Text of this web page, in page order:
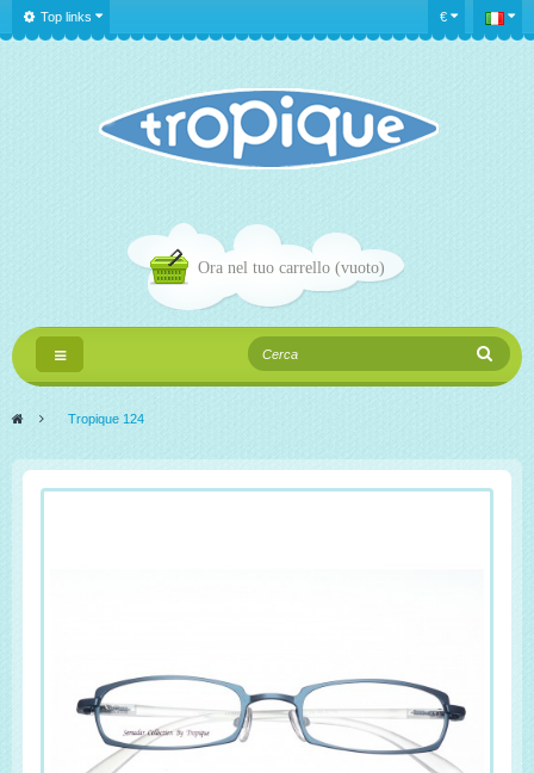
€
Top links
Ora nel tuo carrello (vuoto)
Navigazione
Toggle
> Tropique 124